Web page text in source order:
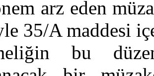
arz eden
35/A maddesi
bu